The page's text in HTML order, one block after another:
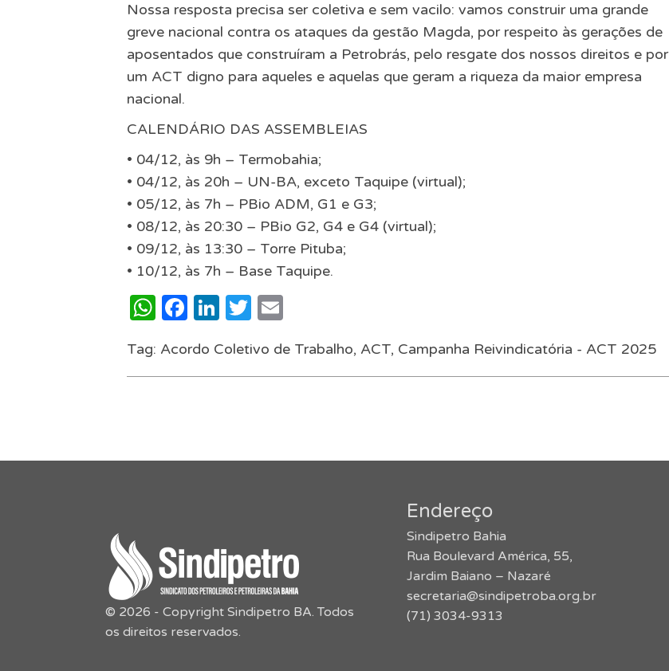
Nossa resposta precisa ser coletiva e sem vacilo: vamos construir uma grande
greve nacional contra os ataques da gestão Magda, por respeito às gerações de
aposentados que construíram a Petrobrás, pelo resgate dos nossos direitos e por
um ACT digno para aqueles e aquelas que geram a riqueza da maior empresa
nacional.
CALENDÁRIO DAS ASSEMBLEIAS
•⁠ ⁠04/12, às 9h – Termobahia;
•⁠ ⁠04/12, às 20h – UN-BA, exceto Taquipe (virtual);
•⁠ ⁠05/12, às 7h – PBio ADM, G1 e G3;
•⁠ ⁠08/12, às 20:30 – PBio G2, G4 e G4 (virtual);
•⁠ ⁠09/12, às 13:30 – Torre Pituba;
•⁠ ⁠10/12, às 7h – Base Taquipe.
WhatsApp
Facebook
LinkedIn
Twitter
Email
Tag: Acordo Coletivo de Trabalho, ACT, Campanha Reivindicatória - ACT 2025
© 2026 - Copyright Sindipetro BA. Todos
os direitos reservados.
Endereço
Sindipetro Bahia
Rua Boulevard América, 55,
Jardim Baiano – Nazaré
secretaria@sindipetroba.org.br
(71) 3034-9313